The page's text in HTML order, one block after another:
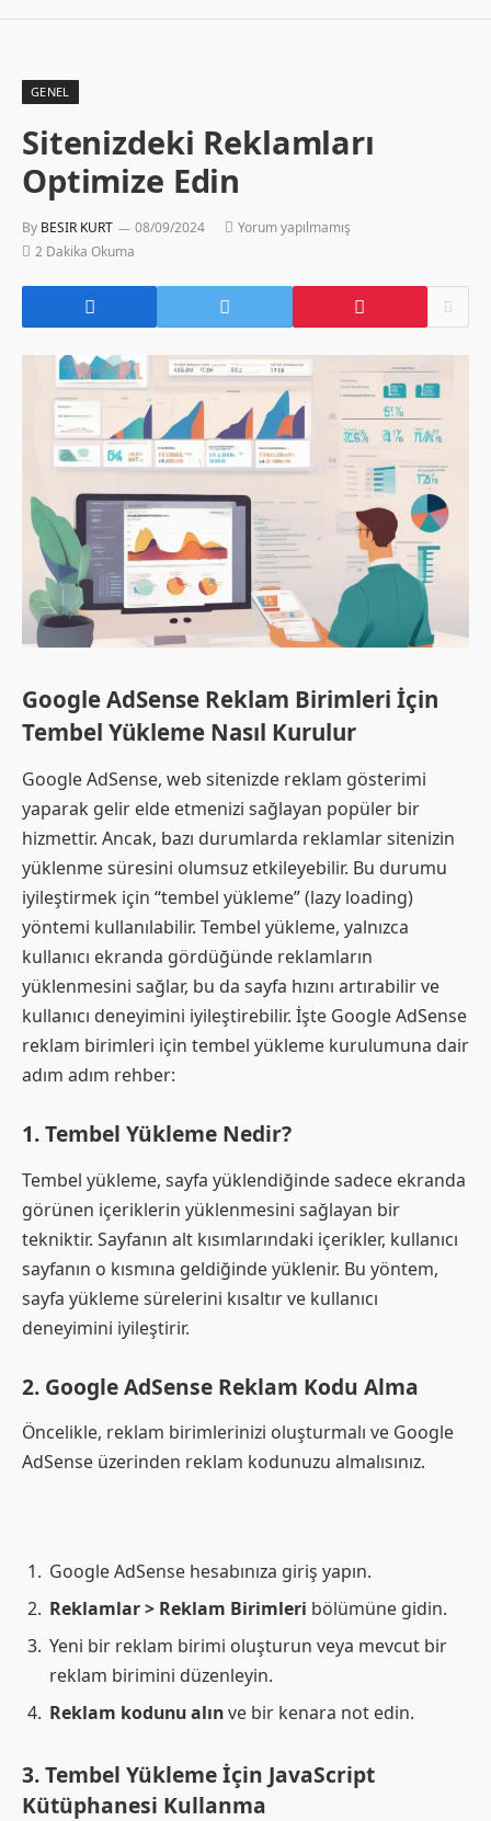
GENEL
Sitenizdeki Reklamları
Optimize Edin
By BESIR KURT 08/09/2024
Yorum yapılmamış
2 Dakika Okuma
Google AdSense Reklam Birimleri İçin
Tembel Yükleme Nasıl Kurulur
Google AdSense, web sitenizde reklam gösterimi
yaparak gelir elde etmenizi sağlayan popüler bir
hizmettir. Ancak, bazı durumlarda reklamlar sitenizin
yüklenme süresini olumsuz etkileyebilir. Bu durumu
iyileştirmek için “tembel yükleme” (lazy loading)
yöntemi kullanılabilir. Tembel yükleme, yalnızca
kullanıcı ekranda gördüğünde reklamların
yüklenmesini sağlar, bu da sayfa hızını artırabilir ve
kullanıcı deneyimini iyileştirebilir. İşte Google AdSense
reklam birimleri için tembel yükleme kurulumuna dair
adım adım rehber:
1.Tembel Yükleme Nedir?
Tembel yükleme, sayfa yüklendiğinde sadece ekranda
görünen içeriklerin yüklenmesini sağlayan bir
tekniktir. Sayfanın alt kısımlarındaki içerikler, kullanıcı
sayfanın o kısmına geldiğinde yüklenir. Bu yöntem,
sayfa yükleme sürelerini kısaltır ve kullanıcı
deneyimini iyileştirir.
2. Google AdSense Reklam Kodu Alma
Öncelikle, reklam birimlerinizi oluşturmalı ve Google
AdSense üzerinden reklam kodunuzu almalısınız.
Google AdSense hesabınıza giriş yapın.
Reklamlar > Reklam Birimleri bölümüne gidin.
Yeni bir reklam birimi oluşturun veya mevcut bir
reklam birimini düzenleyin.
Reklam kodunu alınve bir kenara not edin.
3.Tembel Yükleme İçin JavaScript
Kütüphanesi Kullanma